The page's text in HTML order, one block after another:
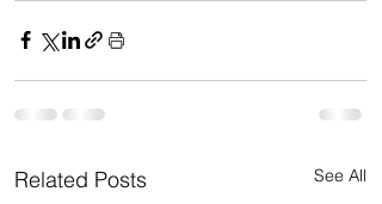
Related Posts See All